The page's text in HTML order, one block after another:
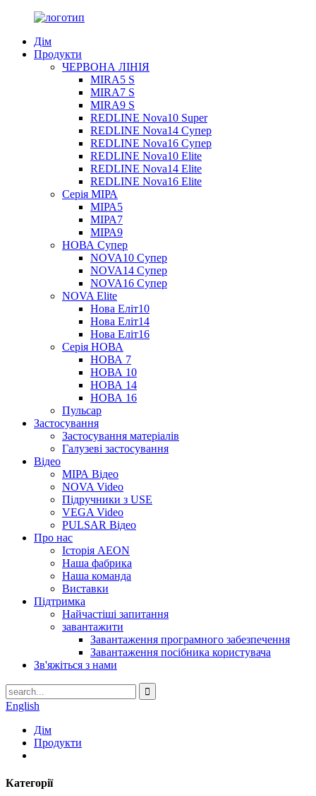
Дім
Продукти
ЧЕРВОНА ЛІНІЯ
MIRA5 S
MIRA7 S
MIRA9 S
REDLINE Nova10 Super
REDLINE Nova14 Супер
REDLINE Nova16 Супер
REDLINE Nova10 Elite
REDLINE Nova14 Elite
REDLINE Nova16 Elite
Серія МІРА
МІРА5
МІРА7
МІРА9
НОВА Супер
NOVA10 Супер
NOVA14 Супер
NOVA16 Супер
NOVA Elite
Нова Еліт10
Нова Еліт14
Нова Еліт16
Серія НОВА
НОВА 7
НОВА 10
НОВА 14
НОВА 16
Пульсар
Застосування
Застосування матеріалів
Галузеві застосування
Відео
МІРА Відео
NOVA Video
Підручники з USE
VEGA Video
PULSAR Відео
Про нас
Історія AEON
Наша фабрика
Наша команда
Виставки
Підтримка
Найчастіші запитання
завантажити
Завантаження програмного забезпечення
Завантаження посібника користувача
Зв'яжіться з нами
English
Дім
Продукти
Категорії